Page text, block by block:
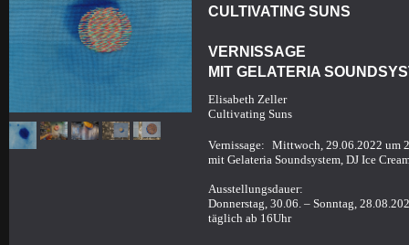
CULTIVATING SUNS
VERNISSAGE
MIT GELATERIA
Elisabeth Zeller
Cultivating Suns
Vernissage: Mittwoch, 29.06.2022 um
mit Gelateria Soundsystem, DJ Ice
Ausstellungsdauer:
Donnerstag, 30.06. – Sonntag,
täglich ab 16Uhr